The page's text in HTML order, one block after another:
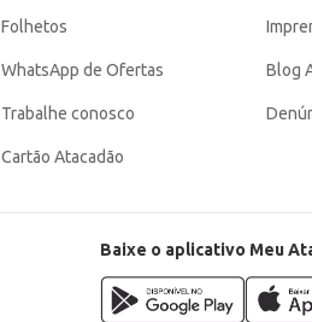
Folhetos
WhatsApp de Ofertas
Trabalhe conosco
Cartão Atacadão
Blog
Baixe o aplicativo Meu